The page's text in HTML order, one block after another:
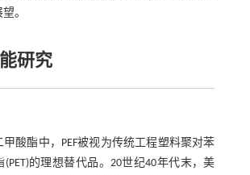
。
研究
酸酯中，PEF被视为传统工程塑料聚对苯
的理想替代品。20世纪40年代末，美